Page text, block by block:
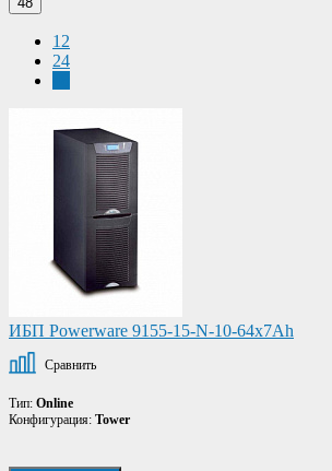
12
24
ИБП Powerware 9155-15-N-10-64x7Ah
Сравнить
Тип: Online
Конфигурация: Tower